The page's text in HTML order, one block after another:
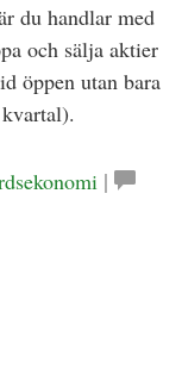
du handlar med
och sälja aktier
öppen utan bara
|